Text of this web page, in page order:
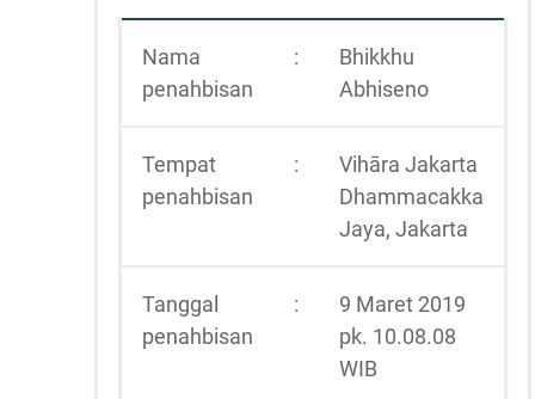
Nama
penahbisan
:
Bhikkhu
Abhiseno
Tempat
penahbisan
:
Vihāra Jakarta
Dhammacakka
Jaya, Jakarta
Tanggal
penahbisan
:
9 Maret 2019
pk. 10.08.08
WIB